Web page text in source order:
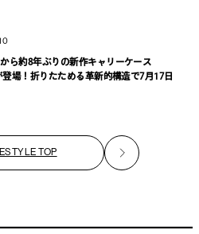
から約8年ぶりの新作キャリーケース
登場！折りたためる革新的構造で7月17日
TOP